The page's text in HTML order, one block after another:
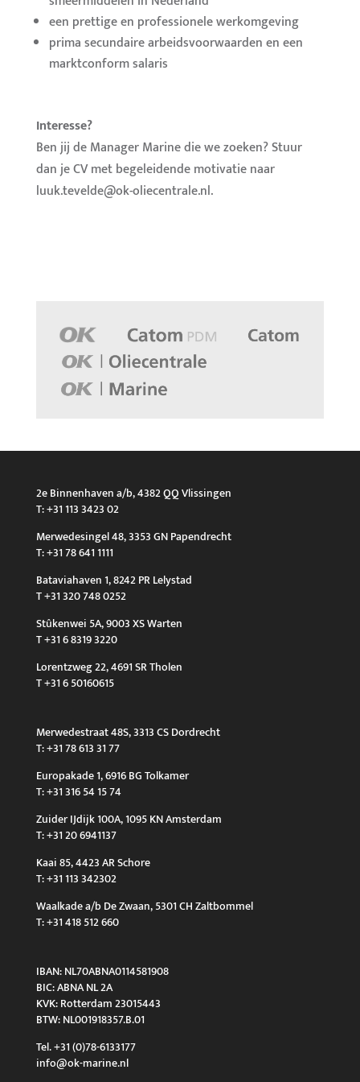
een prettige en professionele werkomgeving
prima secundaire arbeidsvoorwaarden en een
marktconform salaris
Interesse?
Ben jij de Manager Marine die we zoeken? Stuur
dan je CV met begeleidende motivatie naar
luuk.tevelde@ok-oliecentrale.nl.
2e Binnenhaven a/b, 4382 QQ Vlissingen
T: +31 113 3423 02
Merwedesingel 48, 3353 GN Papendrecht
T: +31 78 641 1111
Bataviahaven 1, 8242 PR Lelystad
T +31 320 748 0252
Stûkenwei 5A, 9003 XS Warten
T +31 6 8319 3220
Lorentzweg 22, 4691 SR Tholen
T +31 6 50160615
Merwedestraat 48S, 3313 CS Dordrecht
T: +31 78 613 31 77
Europakade 1, 6916 BG Tolkamer
T: +31 316 54 15 74
Zuider IJdijk 100A, 1095 KN Amsterdam
T: +31 20 6941137
Kaai 85, 4423 AR Schore
T: +31 113 342302
Waalkade a/b De Zwaan, 5301 CH Zaltbommel
T: +31 418 512 660
IBAN: NL70ABNA0114581908
BIC: ABNA NL 2A
KVK: Rotterdam 23015443
BTW: NL001918357.B.01
Tel. +31 (0)78-6133177
info@ok-marine.nl